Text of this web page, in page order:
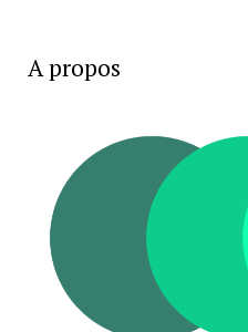
A propos